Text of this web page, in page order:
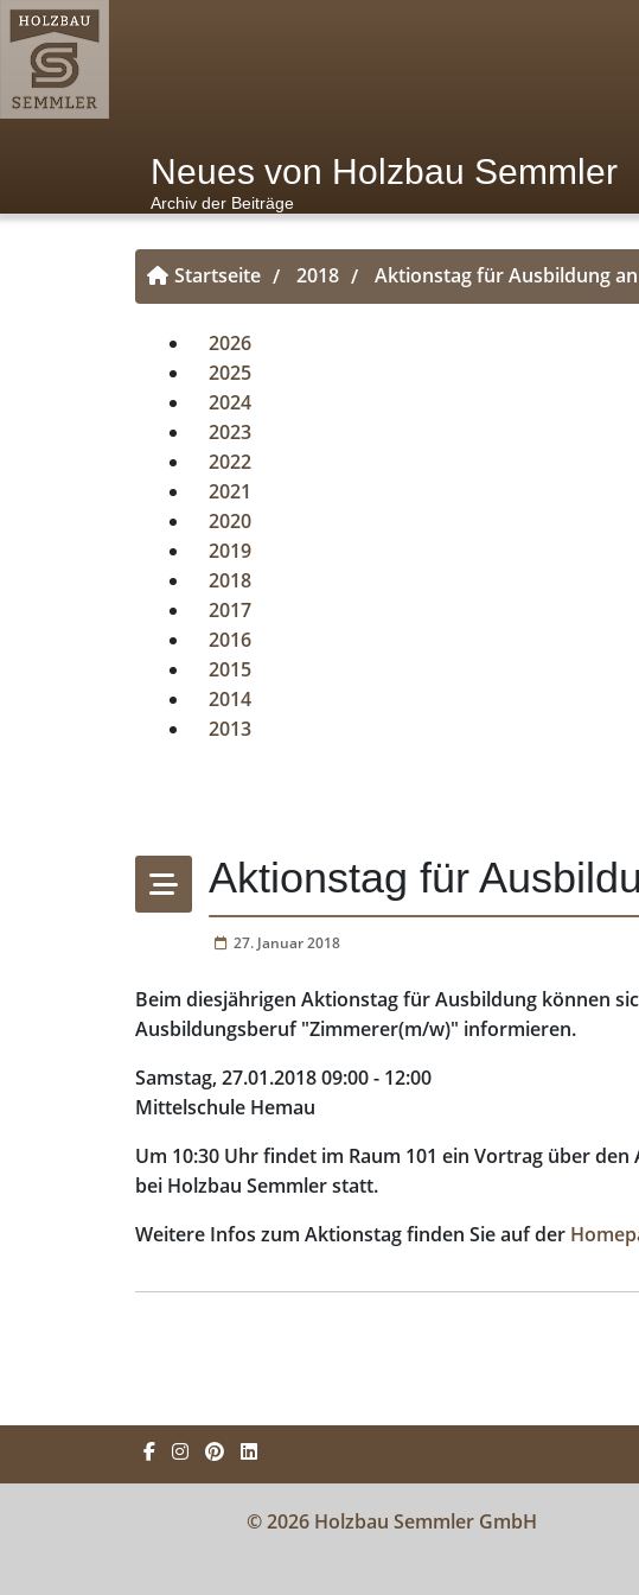
Neues von Holzbau Semmler
Archiv der Beiträge
Startseite / 2018 / Aktionstag für Ausbildung
2026
2025
2024
2023
2022
2021
2020
2019
2018
2017
2016
2015
2014
2013
Aktionstag für
27. Januar 2018
Beim diesjährigen Aktionstag für Ausbildung können
Ausbildungsberuf "Zimmerer(m/w)" informieren.
Samstag, 27.01.2018 09:00 - 12:00
Mittelschule Hemau
Um 10:30 Uhr findet im Raum 101 ein Vortrag über
bei Holzbau Semmler statt.
Weitere Infos zum Aktionstag finden Sie auf der
© 2026 Holzbau Semmler GmbH